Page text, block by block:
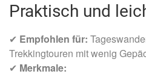
Praktisch und
✔ Empfohlen für:
Trekkingtouren mit wenig
✔ Merkmale: